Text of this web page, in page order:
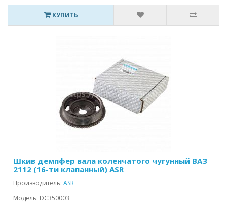
КУПИТЬ
Шкив демпфер вала коленчатого чугунный ВАЗ
2112 (16-ти клапанный) ASR
Производитель: ASR
Модель: DC350003